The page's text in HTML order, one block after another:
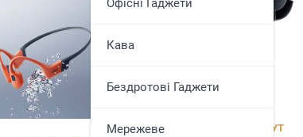
Кава
Бездротові Гаджети
МережевеОФІСНІ ГАДЖЕТИ ПОБУТ